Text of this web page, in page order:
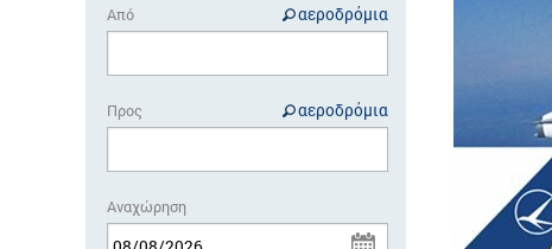
Από αεροδρόμια
Προς αεροδρόμια
Αναχώρηση